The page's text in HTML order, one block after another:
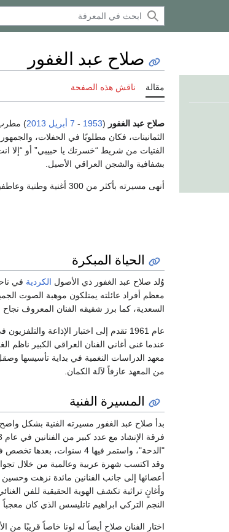
صلاح عبد الغفور
مقالة ناقش هذه الصفحة
صلاح عبد الغفور (
1953
- 7 أبريل 2013) مطرب
الثمانينات، فكان مطلوبًا في الحفلات،
الفتيات من شريط “خسرتك يا حبيبي” أو “إلا
بشفافية والشجن العراقي الأصيل.
أنهى مسيرته بأكثر من 300 أغنية وطنية وعاطفية بالإضافة إلى مقامات ومواويل بالعربية والكردية والتركية.
الحياة المبكرة
وُلد صلاح عبد الغفور ذي الأصول الكردية في
معظم أفراد عائلته يمتلكون موهبة الصوت
السعدية، كما برز شقيقه الفنان المعروف
عام 1961 تقدم إلى اختبار الإذاعة
عندما غنى أغاني الفنان العراقي الكبير ناظم
معهد الدراسات النغمية في بداية تأسيسها
من المعهد عازفاً لآلة الكمان.
المسيرة الفنية
بدأ صلاح عبد الغفور مسيرته الفنية بشكل
فرقة الإنشاد مع عدد كبير من الفنانين في عام 1973، فقد كان صوته يصاحب اللوحات
"الدحة"، واستمر فيها 4
وقد اكتسب شهرة عربية وعالمية من خلال
أعضائها إلى جانب الفنانين مائدة نزهت
وأغانٍ تراثية تكشف الهوية الحقيقية للفن
النجم التركي ابراهيم تاتليسس الذي كان معجباً
اختار الفنان صلاح أيضاً له لونا خاصاً قريبًا من